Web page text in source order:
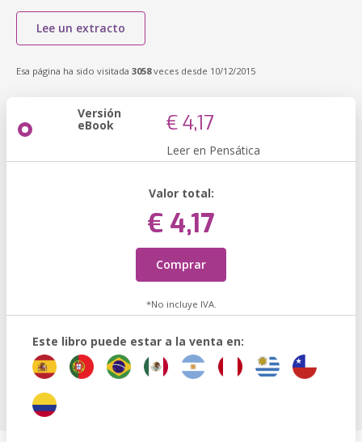
Lee un extracto
Esa página ha sido visitada 3058veces desde 10/12/2015
Versión
eBook € 4,17
Leer en Pensática
Valor total:
€ 4,17
Comprar
*No incluye IVA.
Este libro puede estar a la venta en: